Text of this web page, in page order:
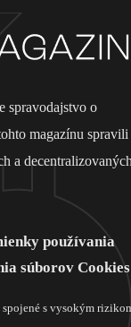
spravodajstvo o
magazínu spravili
a
používania
súborov Cookies
s vysokým